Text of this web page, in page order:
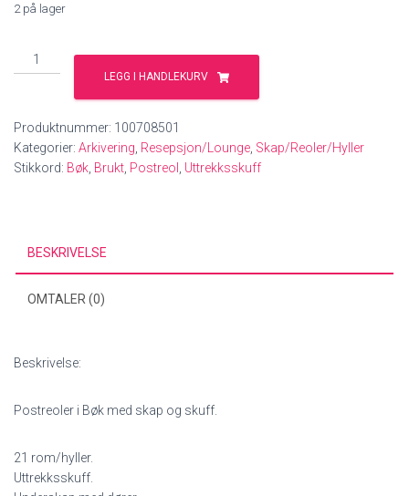
2 på lager
Postreol
med
sorteringsskuff
-
BRUKTE
LEGG I HANDLEKURV
Produktnummer: 100708501
Kategorier: Arkivering, Resepsjon/Lounge, Skap/Reoler/Hyller
Stikkord: Bøk, Brukt, Postreol , Uttrekksskuff
BESKRIVELSE
OMTALER (0)
Beskrivelse:
Postreoler i Bøk med skap og skuff.
21 rom/hyller.
Uttrekksskuff.